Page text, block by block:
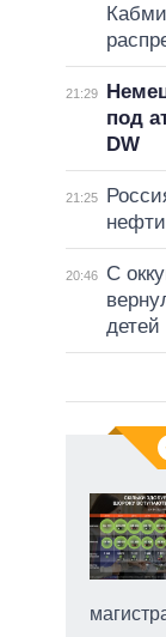
21:29
под
DW
21:25
20:46
С
детей